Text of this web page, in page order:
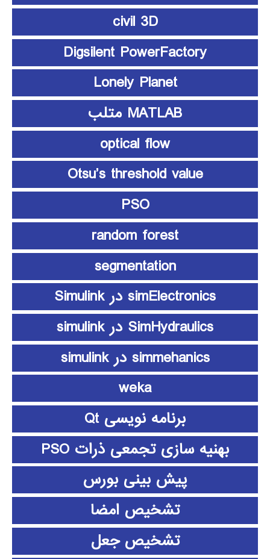
civil 3D
Digsilent PowerFactory
Lonely Planet
MATLAB متلب
optical flow
Otsu’s threshold value
PSO
random forest
segmentation
simElectronics در Simulink
SimHydraulics در simulink
simmehanics در simulink
weka
برنامه نویسی Qt
بهنیه سازی تجمعی ذرات PSO
پیش بینی بورس
تشخیص امضا
تشخیص جعل